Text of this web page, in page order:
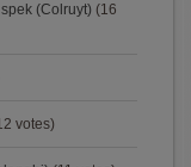
(Colruyt) (16
votes)